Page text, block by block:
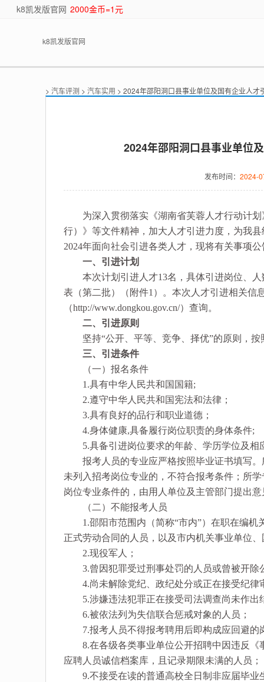
k8凯发版官网 2000金币=1元
k8凯发版官网
> 汽车评测 > 汽车实用 > 2024年邵阳洞口县事业单位及国有企业人才
2024年邵阳洞口县事业单位
发布时间： 2024-
为深入贯彻落实《湖南省芙蓉人才行动计划
行）》等文件精神，加大人才引进力度，为我
2024年面向社会引进各类人才，现将有关事项
一、引进计划
本次计划引进人才13名，具体引进岗位、人
表（第二批）（附件1）。本次人才引进相关信
（http://www.dongkou.gov.cn/）查询。
二、引进原则
坚持“公开、平等、竞争、择优”的原则，按
三、引进条件
（一）报名条件
1.具有中华人民共和国国籍;
2.遵守中华人民共和国宪法和法律；
3.具有良好的品行和职业道德；
4.身体健康,具备履行岗位职责的身体条件;
5.具备引进岗位要求的年龄、学历学位及相
报考人员的专业应严格按照毕业证书填写。
未列入招考岗位专业的，不符合报考条件；所
岗位专业条件的，由用人单位及主管部门提出
（二）不能报考人员
1.邵阳市范围内（简称“市内”）在职在编机
正式劳动合同的人员，以及市内机关事业单位
2.现役军人；
3.曾因犯罪受过刑事处罚的人员或曾被开除
4.尚未解除党纪、政纪处分或正在接受纪律
5.涉嫌违法犯罪正在接受司法调查尚未作出
6.被依法列为失信联合惩戒对象的人员；
7.报考人员不得报考聘用后即构成应回避的
8.在各级各类事业单位公开招聘中因违反《
应聘人员诚信档案库，且记录期限未满的人员；
9.不接受在读的普通高校全日制非应届毕业